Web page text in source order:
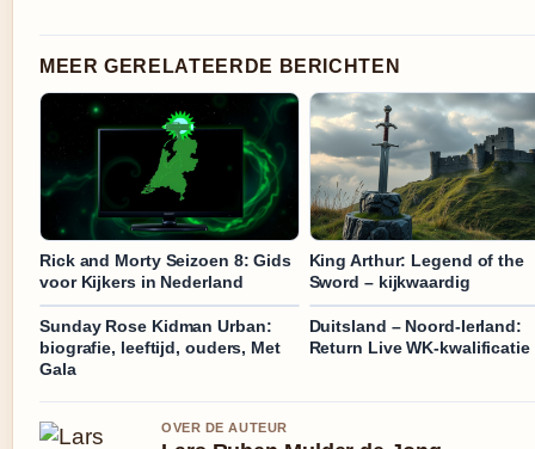
MEER GERELATEERDE BERICHTEN
Rick and Morty Seizoen 8: Gids
voor Kijkers in Nederland
King Arthur: Legend of the
Sword – kijkwaardig
Sunday Rose Kidman Urban:
biografie, leeftijd, ouders, Met
Gala
Duitsland – Noord-Ierland:
Return Live WK-kwalificatie
OVER DE AUTEUR